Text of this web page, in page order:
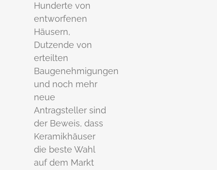
Hunderte von
entworfenen
Häusern,
Dutzende von
erteilten
Baugenehmigungen
und noch mehr
neue
Antragsteller sind
der Beweis, dass
Keramikhäuser
die beste Wahl
auf dem Markt